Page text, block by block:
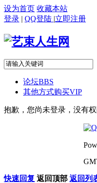
设为首页 收藏本站
登录 | QQ登陆 |立即注册
论坛BBS
其他方式购买VIP
抱歉，您尚未登录，没有
快速回复 返回顶部 返回列